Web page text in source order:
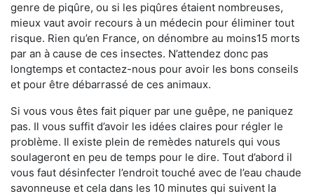
genre de piqûre, ou si les piqûres étaient nombreuses,
mieux vaut avoir recours à un médecin pour éliminer tout
risque. Rien qu’en France, on dénombre au moins15 morts
par an à cause de ces insectes. N’attendez donc pas
longtemps et contactez-nous pour avoir les bons conseils
et pour être débarrassé de ces animaux.
Si vous vous êtes fait piquer par une guêpe, ne paniquez
pas. Il vous suffit d’avoir les idées claires pour régler le
problème. Il existe plein de remèdes naturels qui vous
soulageront en peu de temps pour le dire. Tout d’abord il
vous faut désinfecter l’endroit touché avec de l’eau chaude
savonneuse et cela dans les 10 minutes qui suivent la